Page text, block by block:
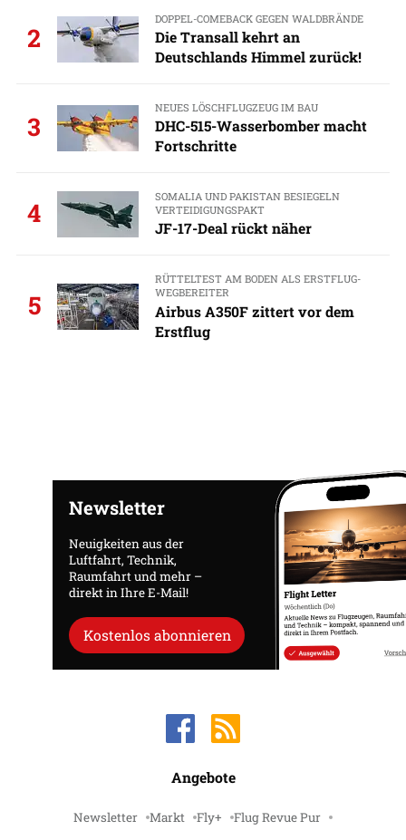
2
DOPPEL-COMEBACK GEGEN WALDBRÄNDE
Die Transall kehrt an
Deutschlands Himmel zurück!
3
NEUES LÖSCHFLUGZEUG IM BAU
DHC-515-Wasserbomber macht
Fortschritte
4
SOMALIA UND PAKISTAN BESIEGELN
VERTEIDIGUNGSPAKT
JF-17-Deal rückt näher
5
RÜTTELTEST AM BODEN ALS ERSTFLUG-
WEGBEREITER
Airbus A350F zittert vor dem
Erstflug
Newsletter
Neuigkeiten aus der
Luftfahrt, Technik,
Raumfahrt und mehr –
direkt in Ihre E-Mail!
Kostenlos abonnieren
Angebote
Newsletter Markt Fly+ Flug Revue Pur